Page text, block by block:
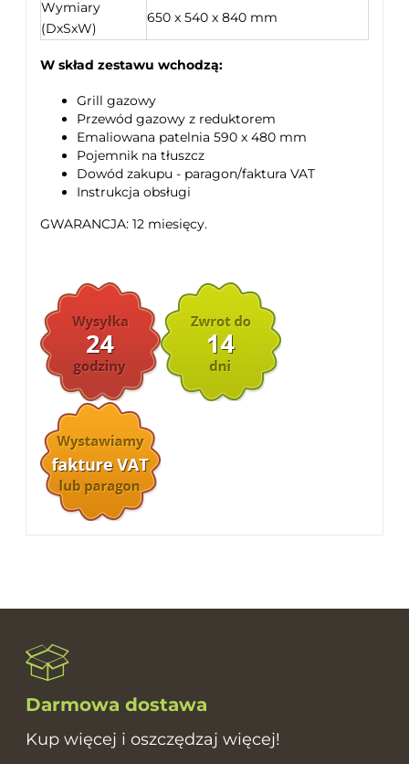
Wymiary
(DxSxW)
650 x 540 x 840 mm
W skład zestawu wchodzą:
Grill gazowy
Przewód gazowy z reduktorem
Emaliowana patelnia 590 x 480 mm
Pojemnik na tłuszcz
Dowód zakupu - paragon/faktura VAT
Instrukcja obsługi
GWARANCJA: 12 miesięcy.
Darmowa dostawa
Kup więcej i oszczędzaj więcej!